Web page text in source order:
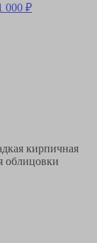
000 ₽
кирпичная
облицовки